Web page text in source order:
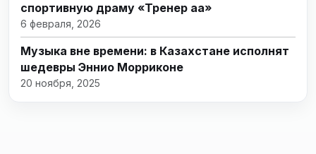
спортивную драму «Тренер аға»
6 февраля, 2026
Музыка вне времени: в Казахстане исполнят
шедевры Эннио Морриконе
20 ноября, 2025